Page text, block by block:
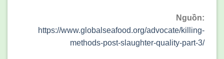
Nguồn:
https://www.globalseafood.org/advocate/killing-
methods-post-slaughter-quality-part-3/